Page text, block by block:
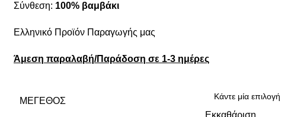
Σύνθεση: 100% βαμβάκι
Ελληνικό Προϊόν Παραγωγής μας
Άμεση παραλαβή/Παράδοση σε 1-3 ημέρες
ΜΈΓΕΘΟΣ